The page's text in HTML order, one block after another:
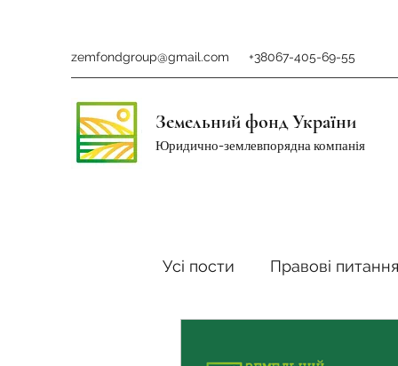
zemfondgroup@gmail.com +38067-405-69-55
Земельний фонд України
Юридично-землевпорядна компанія
Усі пости Правові питання